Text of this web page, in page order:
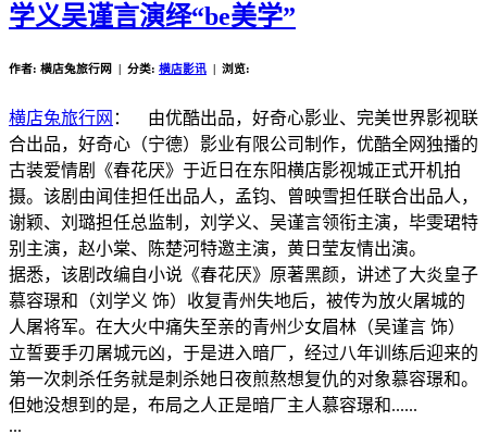
学义吴谨言演绎“be美学”
作者: 横店兔旅行网 | 分类: 横店影讯 | 浏览:
横店兔旅行网 ： 由优酷出品，好奇心影业、完美世界影视联
合出品，好奇心（宁德）影业有限公司制作，优酷全网独播的
古装爱情剧《春花厌》于近日在东阳横店影视城正式开机拍
摄。该剧由闻佳担任出品人，孟钧、曾映雪担任联合出品人，
谢颖、刘璐担任总监制，刘学义、吴谨言领衔主演，毕雯珺特
别主演，赵小棠、陈楚河特邀主演，黄日莹友情出演。
据悉，该剧改编自小说《春花厌》原著黑颜，讲述了大炎皇子
慕容璟和（刘学义 饰）收复青州失地后，被传为放火屠城的
人屠将军。在大火中痛失至亲的青州少女眉林（吴谨言 饰）
立誓要手刃屠城元凶，于是进入暗厂，经过八年训练后迎来的
第一次刺杀任务就是刺杀她日夜煎熬想复仇的对象慕容璟和。
但她没想到的是，布局之人正是暗厂主人慕容璟和......
...